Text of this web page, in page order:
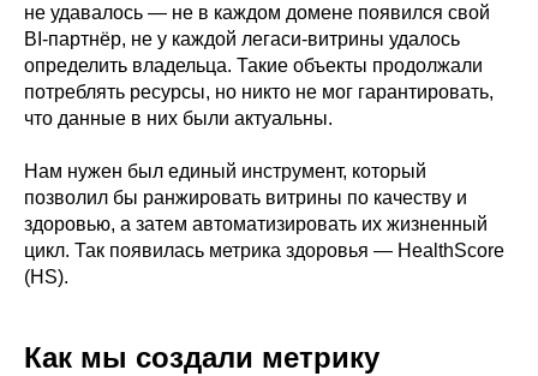
не удавалось — не в каждом домене появился свой
BI-партнёр, не у каждой легаси-витрины удалось
определить владельца. Такие объекты продолжали
потреблять ресурсы, но никто не мог гарантировать,
что данные в них были актуальны.
Нам нужен был единый инструмент, который
позволил бы ранжировать витрины по качеству и
здоровью, а затем автоматизировать их жизненный
цикл. Так появилась метрика здоровья — HealthScore
(HS).
Как мы создали метрику